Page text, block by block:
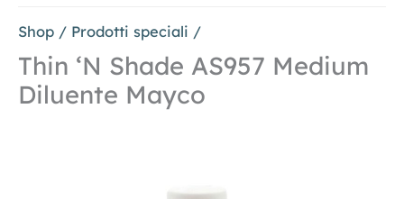
Shop / Prodotti speciali /
Thin ‘N Shade AS957 Medium
Diluente Mayco